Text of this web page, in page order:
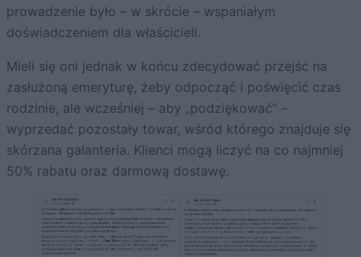
prowadzenie było – w skrócie – wspaniałym
doświadczeniem dla właścicieli.
Mieli się oni jednak w końcu zdecydować przejść na
zasłużoną emeryturę, żeby odpocząć i poświęcić czas
rodzinie, ale wcześniej – aby „podziękować” –
wyprzedać pozostały towar, wśród którego znajduje się
skórzana galanteria. Klienci mogą liczyć na co najmniej
50% rabatu oraz darmową dostawę.